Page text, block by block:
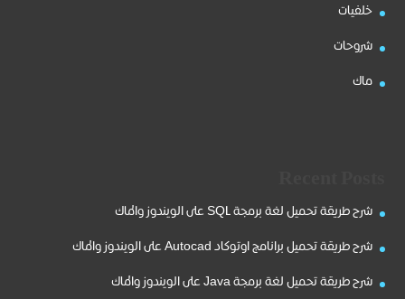
خلفيات
شروحات
ماك
شرح طريقة تحميل لغة برمجة SQL على الويندوز والماك
شرح طريقة تحميل برانامج اوتوكاد Autocad على الويندوز والماك
شرح طريقة تحميل لغة برمجة Java على الويندوز والماك